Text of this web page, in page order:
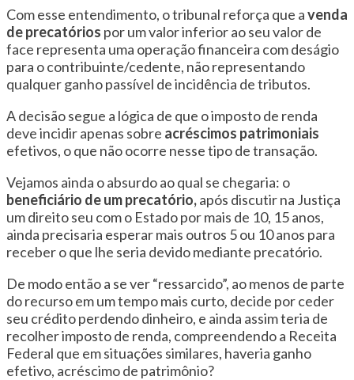
Com esse entendimento, o tribunal reforça que avenda
de precatórios por um valor inferior ao seu valor de
face representa uma operação financeira com deságio
para o contribuinte/cedente, não representando
qualquer ganho passível de incidência de tributos.
A decisão segue a lógica de que o imposto de renda
deve incidir apenas sobre acréscimos patrimoniais
efetivos, o que não ocorre nesse tipo de transação.
Vejamos ainda o absurdo ao qual se chegaria: o
beneficiário de um precatório,após discutir na Justiça
um direito seu com o Estado por mais de 10, 15 anos,
ainda precisaria esperar mais outros 5 ou 10 anos para
receber o que lhe seria devido mediante precatório.
De modo então a se ver “ressarcido”, ao menos de parte
do recurso em um tempo mais curto, decide por ceder
seu crédito perdendo dinheiro, e ainda assim teria de
recolher imposto de renda, compreendendo a Receita
Federal que em situações similares, haveria ganho
efetivo, acréscimo de patrimônio?